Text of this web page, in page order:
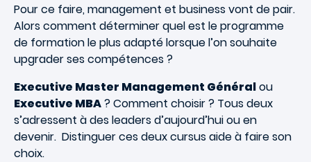
Pour ce faire, management et business vont de pair.
Alors comment déterminer quel est le programme
de formation le plus adapté lorsque l’on souhaite
upgrader ses compétences ?
Executive Master Management Généralou
Executive MBA? Comment choisir ? Tous deux
s’adressent à des leaders d’aujourd’hui ou en
devenir. Distinguer ces deux cursus aide à faire son
choix.